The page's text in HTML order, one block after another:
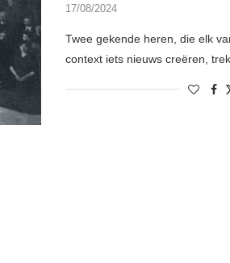
17/08/2024
Twee gekende heren, die elk
context iets nieuws creëren,